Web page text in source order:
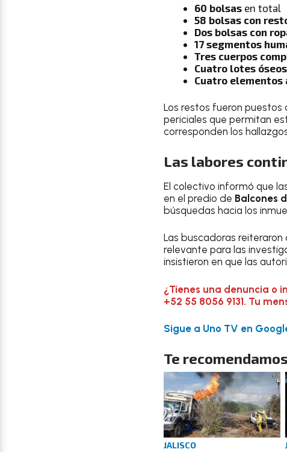
60 bolsas en total
58 bolsas con
Dos bolsas con
17 segmentos
Tres cuerpos
Cuatro lotes óseos
Cuatro elementos
Los restos fueron
periciales que permitan
corresponden los
Las labores
El colectivo informó que
en el predio de Balcones
búsquedas hacia los
Las buscadoras
relevante para las
insistieron en que las
¿Tienes una denuncia o
+52 55 8056 9131. Tu
Sigue a Uno TV en
Te
JALISCO